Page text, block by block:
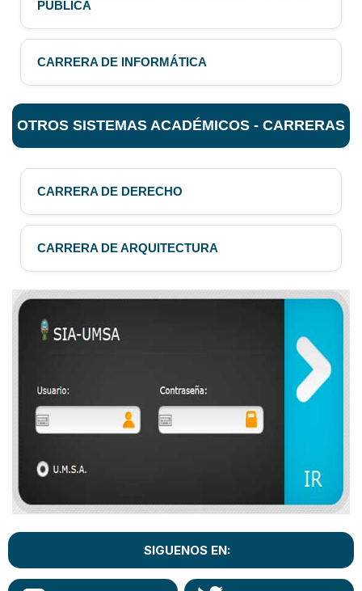
PÚBLICA
CARRERA DE INFORMÁTICA
OTROS SISTEMAS ACADÉMICOS - CARRERAS
CARRERA DE DERECHO
CARRERA DE ARQUITECTURA
SIGUENOS EN: